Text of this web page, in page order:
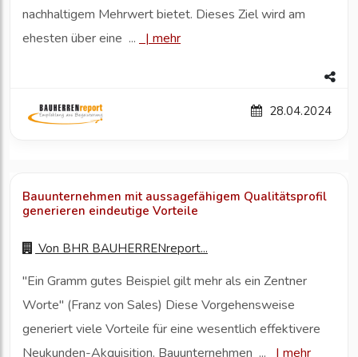
nachhaltigem Mehrwert bietet. Dieses Ziel wird am
ehesten über eine ...
| mehr
28.04.2024
Bauunternehmen mit aussagefähigem Qualitätsprofil
generieren eindeutige Vorteile
Von BHR BAUHERRENreport...
"Ein Gramm gutes Beispiel gilt mehr als ein Zentner
Worte" (Franz von Sales) Diese Vorgehensweise
generiert viele Vorteile für eine wesentlich effektivere
Neukunden-Akquisition. Bauunternehmen ...
| mehr